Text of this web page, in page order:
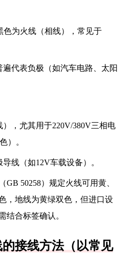
色为火线（相线），常见于
代表负极（如汽车电路、太阳
，尤其用于220V/380V三相电
）。
线（如12V车载设备）。
50258）规定火线可用黄、
，地线为黄绿双色，但进口设
结合标签确认。
接线方法（以常见